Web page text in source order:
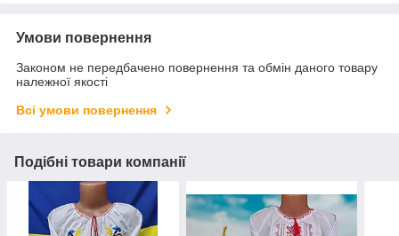
Умови повернення
Законом не передбачено повернення та обмін даного товару
належної якості
Всі умови повернення
Подібні товари компанії